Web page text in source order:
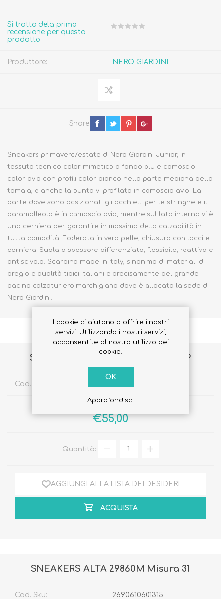
Si tratta dela prima
recensione per questo
prodotto
Produttore: NERO GIARDINI
Share
Sneakers primavera/estate di Nero Giardini Junior, in
tessuto tecnico color mimetico a fondo blu e camoscio
color avio con profili color bianco nella parte mediana della
tomaia, e anche la punta vi profilata in camoscio avio. La
parte dove sono posizionati gli occhielli per le stringhe e il
paramalleolo è in camoscio avio, mentre sul lato interno vi è
una cerniera per garantire in massimo della calzabilità in
tutta comodità. Foderata in vera pelle, chiusura con lacci e
cerniera. Suola a spessore differenziato, flessibile, reattiva e
antiscivolo. Scarpina made in Italy, sinonimo di materiali di
pregio e qualità tipici italiani e precisamente del grande
bacino calzaturiero marchigiano dove è allocata la sede di
Nero Giardini.
SNEAKERS ALTA 29860M Misura 29
Cod. Sku:
€55,00
Quantità:
AGGIUNGI ALLA LISTA DEI DESIDERI
ACQUISTA
SNEAKERS ALTA 29860M Misura 31
Cod. Sku: 2690610601315
I cookie ci aiutano a offrire i nostri
servizi. Utilizzando i nostri servizi,
acconsentite al nostro utilizzo dei
cookie.
OK
Approfondisci